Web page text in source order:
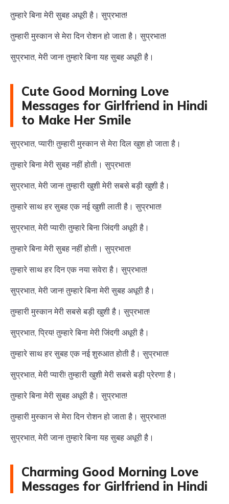
तुम्हारे बिना मेरी सुबह अधूरी है। सुप्रभात!
तुम्हारी मुस्कान से मेरा दिन रोशन हो जाता है। सुप्रभात!
सुप्रभात, मेरी जान! तुम्हारे बिना यह सुबह अधूरी है।
Cute Good Morning Love
Messages for Girlfriend in Hindi
to Make Her Smile
सुप्रभात, प्यारी! तुम्हारी मुस्कान से मेरा दिल खुश हो जाता है।
तुम्हारे बिना मेरी सुबह नहीं होती। सुप्रभात!
सुप्रभात, मेरी जान! तुम्हारी खुशी मेरी सबसे बड़ी खुशी है।
तुम्हारे साथ हर सुबह एक नई खुशी लाती है। सुप्रभात!
सुप्रभात, मेरी प्यारी! तुम्हारे बिना जिंदगी अधूरी है।
तुम्हारे बिना मेरी सुबह नहीं होती। सुप्रभात!
तुम्हारे साथ हर दिन एक नया सवेरा है। सुप्रभात!
सुप्रभात, मेरी जान! तुम्हारे बिना मेरी सुबह अधूरी है।
तुम्हारी मुस्कान मेरी सबसे बड़ी खुशी है। सुप्रभात!
सुप्रभात, प्रिय! तुम्हारे बिना मेरी जिंदगी अधूरी है।
तुम्हारे साथ हर सुबह एक नई शुरुआत होती है। सुप्रभात!
सुप्रभात, मेरी प्यारी! तुम्हारी खुशी मेरी सबसे बड़ी प्रेरणा है।
तुम्हारे बिना मेरी सुबह अधूरी है। सुप्रभात!
तुम्हारी मुस्कान से मेरा दिन रोशन हो जाता है। सुप्रभात!
सुप्रभात, मेरी जान! तुम्हारे बिना यह सुबह अधूरी है।
Charming Good Morning Love
Messages for Girlfriend in Hindi